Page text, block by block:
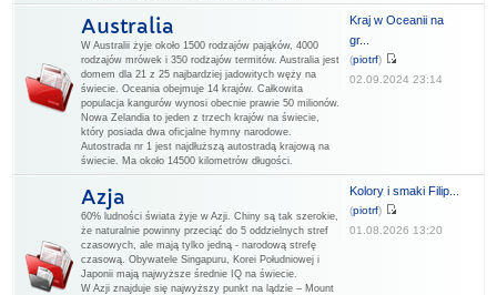
Australia
W Australii żyje około 1500 rodzajów pająków, 4000
rodzajów mrówek i 350 rodzajów termitów. Australia jest
domem dla 21 z 25 najbardziej jadowitych węży na
świecie. Oceania obejmuje 14 krajów. Całkowita
populacja kangurów wynosi obecnie prawie 50 milionów.
Nowa Zelandia to jeden z trzech krajów na świecie,
który posiada dwa oficjalne hymny narodowe.
Autostrada nr 1 jest najdłuższą autostradą krajową na
świecie. Ma około 14500 kilometrów długości.
Kraj w Oceanii na
gr...
(piotrf)
02.09.2024 23:14
Azja
60% ludności świata żyje w Azji. Chiny są tak szerokie,
że naturalnie powinny przeciąć do 5 oddzielnych stref
czasowych, ale mają tylko jedną - narodową strefę
czasową. Obywatele Singapuru, Korei Południowej i
Japonii mają najwyższe średnie IQ na świecie.
W Azji znajduje się najwyższy punkt na lądzie – Mount
Kolory i smaki Filip...
(piotrf)
01.08.2026 13:20